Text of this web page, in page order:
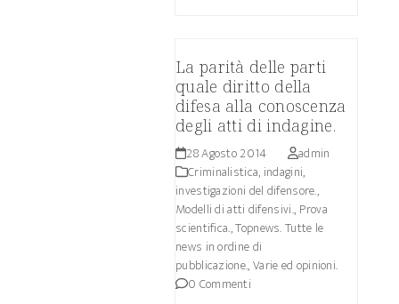
La parità delle parti
quale diritto della
difesa alla conoscenza
degli atti di indagine.
28 Agosto 2014
admin
Criminalistica, indagini,
investigazioni del difensore.,
Modelli di atti difensivi., Prova
scientifica.,Topnews. Tutte le
news in ordine di
pubblicazione.,Varie ed opinioni.
0 Commenti